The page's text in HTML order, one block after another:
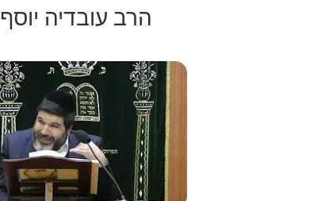
הרב עובדיה יוסף